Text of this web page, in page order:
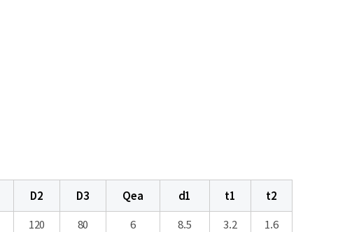
D2 D3 Qea d1 t1
t2
120 80 6 8.5 3.2
1.6